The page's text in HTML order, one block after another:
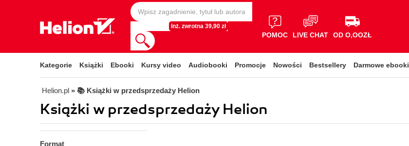
Inż. zwrotna 39,90 zł
POMOC LIVE CHAT OD O,OOZŁ
Kategorie Książki Ebooki Kursy video Audiobooki Promocje Nowości Bestsellery Darmowe ebooki
Helion.pl » 📚 Książki w przedsprzedaży Helion
Książki w przedsprzedaży Helion
Format